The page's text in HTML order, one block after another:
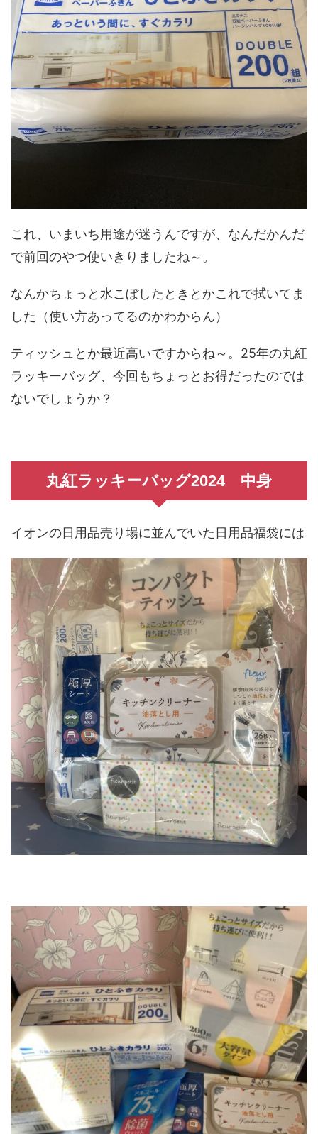
これ、いまいち用途が迷うんですが、なんだかんだ
で前回のやつ使いきりましたね～。
なんかちょっと水こぼしたときとかこれで拭いてま
した（使い方あってるのかわからん）
ティッシュとか最近高いですからね～。25年の丸紅
ラッキーバッグ、今回もちょっとお得だったのでは
ないでしょうか？
丸紅ラッキーバッグ2024 中身
イオンの日用品売り場に並んでいた日用品福袋には